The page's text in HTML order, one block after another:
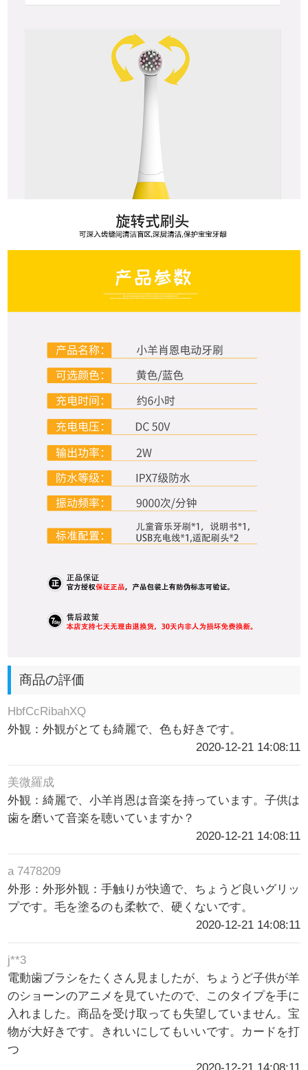
商品の評価
HbfCcRibahXQ
外観：外観がとても綺麗で、色も好きです。
2020-12-21 14:08:11
美微羅成
外観：綺麗で、小羊肖恩は音楽を持っています。子供は
歯を磨いて音楽を聴いていますか？
2020-12-21 14:08:11
a 7478209
外形：外形外観：手触りが快適で、ちょうど良いグリッ
プです。毛を塗るのも柔軟で、硬くないです。
2020-12-21 14:08:11
j**3
電動歯ブラシをたくさん見ましたが、ちょうど子供が羊
のショーンのアニメを見ていたので、このタイプを手に
入れました。商品を受け取っても失望していません。宝
物が大好きです。きれいにしてもいいです。カードを打
つ